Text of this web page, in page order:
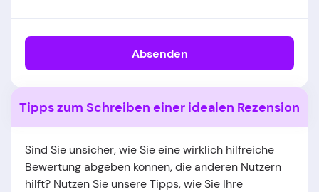
Absenden
Tipps zum Schreiben einer idealen Rezension
Sind Sie unsicher, wie Sie eine wirklich hilfreiche
Bewertung abgeben können, die anderen Nutzern
hilft? Nutzen Sie unsere Tipps, wie Sie Ihre